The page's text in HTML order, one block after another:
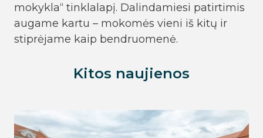
mokykla“ tinklalapį. Dalindamiesi patirtimis
augame kartu – mokomės vieni iš kitų ir
stiprėjame kaip bendruomenė.
Kitos naujienos